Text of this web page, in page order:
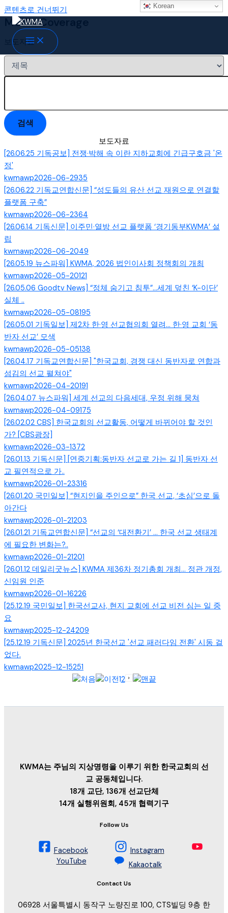
콘텐츠로 건너뛰기
Media Coverage
보도자료
검색
보도자료
[26.06.25 기독공보] 전쟁·박해 속 이란 지하교회에 긴급구호금 '온
정'
kwmawp2026-06-2935
[26.06.22 기독교연합신문] “성도들의 유산 선교 재원으로 연결할
플랫폼 구축”
kwmawp2026-06-2364
[26.06.14 기독신문] 이주민·열방 선교 플랫폼 ‘경기동부KWMA’ 설
립
kwmawp2026-06-2049
[26.05.19 뉴스파워] KWMA, 2026 법인이사회 정책회의 개최
kwmawp2026-05-20121
[26.05.06 Goodtv News] “정체 숨기고 침투”…세계 덮친 ‘K-이단’
실체 ..
kwmawp2026-05-08195
[26.05.01 기독일보] 제2차 한·영 선교협의회 열려… 한·영 교회 ‘동
반자 선교’ 모색
kwmawp2026-05-05138
[26.04.17 기독교연합신문] "한국교회, 경쟁 대신 동반자로 연합과
섬김의 선교 펼쳐야"
kwmawp2026-04-20191
[26.04.07 뉴스파워] 세계 선교의 다음세대, 우정 위해 뭉쳐
kwmawp2026-04-09175
[26.02.02 CBS] 한국교회의 선교활동, 어떻게 바뀌어야 할 것인
가? [CBS광장]
kwmawp2026-03-1372
[26.01.13 기독신문] [연중기획:동반자 선교로 가는 길 1] 동반자 선
교 필연적으로 가..
kwmawp2026-01-23316
[26.01.20 국민일보] “현지인을 주인으로” 한국 선교, ‘초심’으로 돌
아간다
kwmawp2026-01-21203
[26.01.21 기독교연합신문] “선교의 ‘대전환기’ … 한국 선교 생태계
에 필요한 변화는?..
kwmawp2026-01-21201
[26.01.12 데일리굿뉴스] KWMA 제36차 정기총회 개최... 정관 개정,
신임원 인준
kwmawp2026-01-16226
[25.12.19 국민일보] 한국선교사, 현지 교회에 선교 비전 심는 일 중
요
kwmawp2025-12-24209
[25.12.19 기독신문] 2025년 한국선교 '선교 패러다임 전환' 시동 걸
었다.
kwmawp2025-12-15251
12
KWMA는 주님의 지상명령을 이루기 위한 한국교회의 선
교 공동체입니다.
18개 교단, 136개 선교단체
14개 실행위원회, 45개 협력기구
Follow Us
Facebook
Instagram
YouTube
Kakaotalk
Contact Us
06928 서울특별시 동작구 노량진로 100, CTS빌딩 9층 한
Korean